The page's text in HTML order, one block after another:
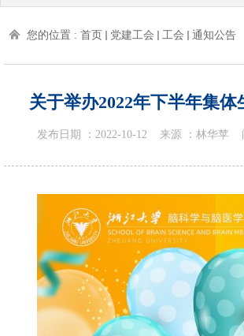
您的位置 : 首页 党建工会 工会 通知公告
关于举办2022年下半年集体
发布日期 ： 2022-10-12 来源 ： 林华苹阅